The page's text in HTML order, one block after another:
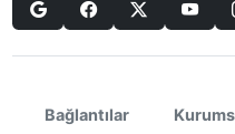
Bağlantılar